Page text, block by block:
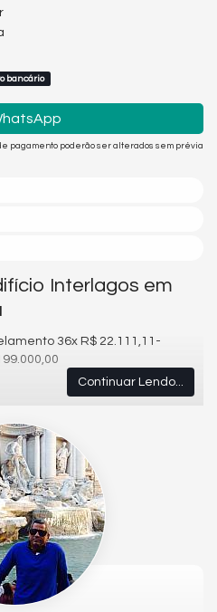
bancário
pagamento poderão ser alterados sem prévia
Interlagos em
36x R$ 22.111,11-
Continuar Lendo...